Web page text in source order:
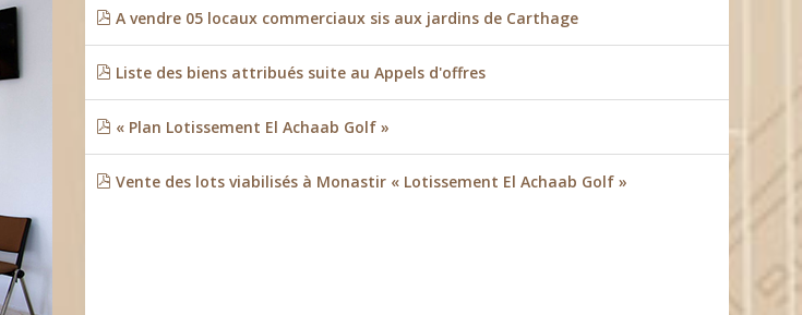
A vendre 05 locaux commerciaux sis aux jardins de Carthage
Liste des biens attribués suite au Appels d'offres
« Plan Lotissement El Achaab Golf »
Vente des lots viabilisés à Monastir « Lotissement El Achaab Golf »